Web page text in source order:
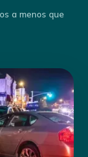
a menos que